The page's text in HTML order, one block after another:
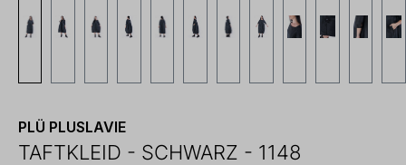
PLÜ PLUSLAVIE
TAFTKLEID - SCHWARZ - 1148